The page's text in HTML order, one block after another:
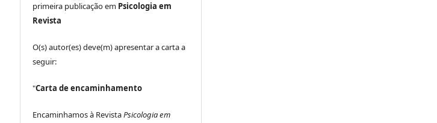
primeira publicação em Psicologia em
Revista
O(s) autor(es) deve(m) apresentar a carta a
seguir:
"Carta de encaminhamento
Encaminhamos à RevistaPsicologia em